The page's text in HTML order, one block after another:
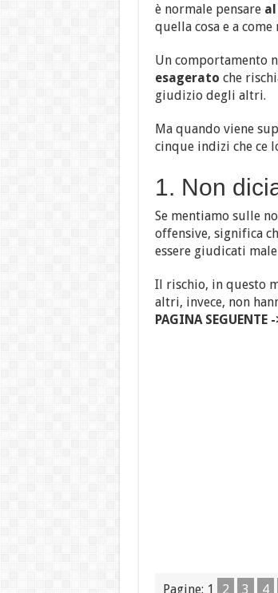
è normale pensare
quella cosa e a
Un comportamento
esagerato che
giudizio degli altri.
Ma quando viene
cinque indizi che ce
1. Non
Se mentiamo sulle
offensive, significa
essere giudicati
Il rischio, in questo
altri, invece, non
PAGINA SEGUENTE -
Pagine: 1 2 3 4